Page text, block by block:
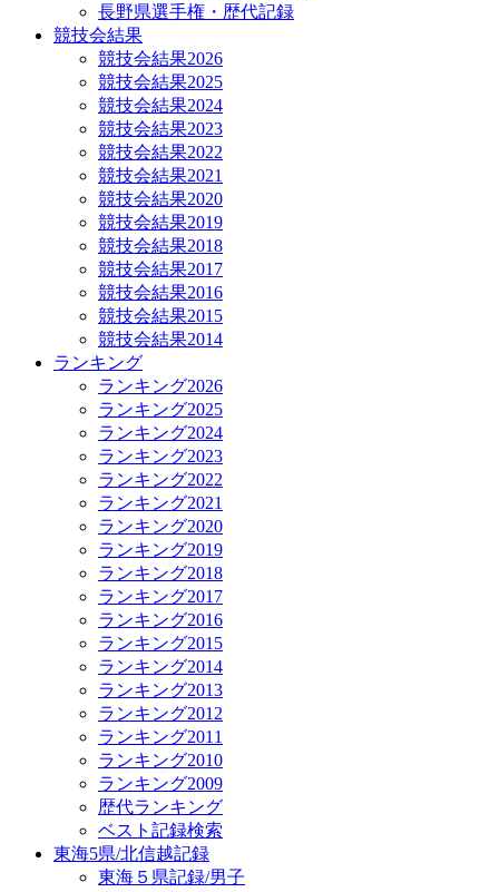
長野県選手権・歴代記録
競技会結果
競技会結果2026
競技会結果2025
競技会結果2024
競技会結果2023
競技会結果2022
競技会結果2021
競技会結果2020
競技会結果2019
競技会結果2018
競技会結果2017
競技会結果2016
競技会結果2015
競技会結果2014
ランキング
ランキング2026
ランキング2025
ランキング2024
ランキング2023
ランキング2022
ランキング2021
ランキング2020
ランキング2019
ランキング2018
ランキング2017
ランキング2016
ランキング2015
ランキング2014
ランキング2013
ランキング2012
ランキング2011
ランキング2010
ランキング2009
歴代ランキング
ベスト記録検索
東海5県/北信越記録
東海５県記録/男子